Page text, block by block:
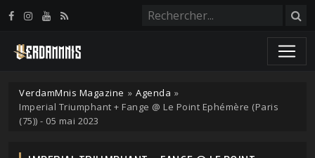
VerdamMnis Magazine » Agenda »
Imperial Triumphant + Fange @ Le Point Ephémère (Paris
(75)) - 05 mai 2023
Panneau de gestion des cookies